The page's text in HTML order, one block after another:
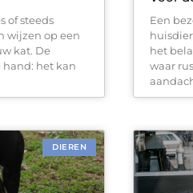
of steeds
wijzen op een
kat. De
het kan
Een
het
waar
DIEREN